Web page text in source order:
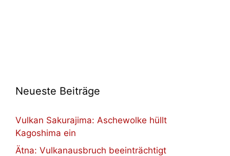
Neueste Beiträge
Vulkan Sakurajima: Aschewolke hüllt
Kagoshima ein
Ätna: Vulkanausbruch beeinträchtigt